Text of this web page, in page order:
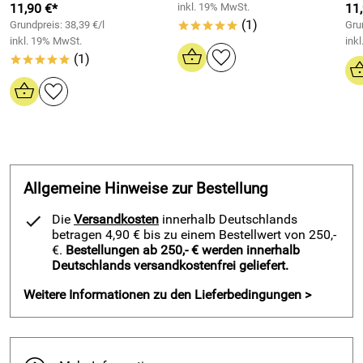
vorbeugen. Es verhält sich außerdem nicht korrosiv
gegenüber Metallen und ist unverschnitten, ohne artfremde
Weichmacher.
Anwendungsbereiche - 2H SIL N Silikon / Neutrales System -
fugengrau 500:
als Silikondichtstoff geeignet für extreme Anforderungen,
wie große Bewegungsaufnahme, hohe UV-Einstrahlung
und starke Temperaturschwankungen
Nach der Aushärtung werden ein dauerhaftes
Rückstellvermögen und entsprechende
Hafteigenschaften garantiert
Anstrichverträglich nach DIN 52452 T4
Geprüft auf mikrobielle Verstoffwechselbarkeit gem. DIN
EN ISO 846, Verfahren A und C
11,90 €*
Grundpreis: 38,39 €/l
inkl. 19% MwSt.
***** (1)
inkl. 19% MwSt.
***** (1)
Allgemeine Hinweise zur Bestellung
Die Versandkosten innerhalb Deutschlands
betragen 4,90 € bis zu einem Bestellwert von 250,-
€. Bestellungen ab 250,- € werden innerhalb
Deutschlands versandkostenfrei geliefert.
Weitere Informationen zu den Lieferbedingungen >